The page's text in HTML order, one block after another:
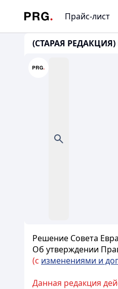
Прайс-лист
(СТАРАЯ
Решение Совета
Об утверждении
(с изменениями и
Данная редакция